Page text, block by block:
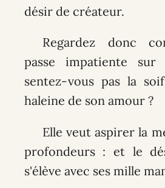
désir de créateur.
Regardez donc
passe impatiente
sentez-vous pas la
haleine de son amour ?
Elle veut aspirer la
profondeurs : et le
s'élève avec ses mille